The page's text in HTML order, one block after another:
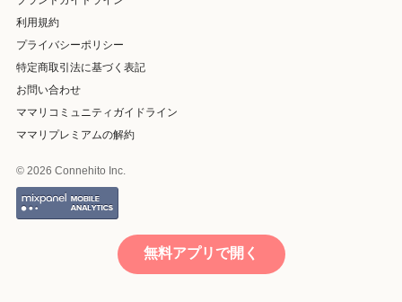
利用規約
プライバシーポリシー
特定商取引法に基づく表記
お問い合わせ
ママリコミュニティガイドライン
ママリプレミアムの解約
© 2026 Connehito Inc.
無料アプリで開く